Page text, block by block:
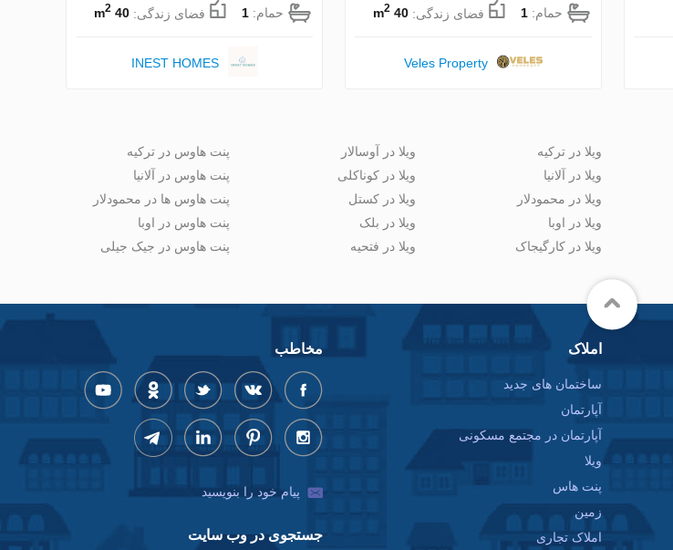
حمام: 1 فضای زندگی: 40 m
2
Veles Property
حمام: 1 فضای زندگی: 40 m
2
INEST HOMES
ویلا در ترکیه
ویلا در آلانیا
ویلا در محمودلار
ویلا در اوبا
ویلا در کارگیجاک
ویلا در آوسالار
ویلا در کوناکلی
ویلا در کستل
ویلا در بلک
ویلا در فتحیه
پنت هاوس در ترکیه
پنت هاوس در آلانیا
پنت هاوس ها در محمودلار
پنت هاوس در اوبا
پنت هاوس در جیک جیلی
املاک
ساختمان های جدید
آپارتمان
آپارتمان در مجتمع مسکونی
ویلا
پنت هاس
زمین
املاک تجاری
مخاطب
پیام خود را بنویسید
جستجوی در وب سایت